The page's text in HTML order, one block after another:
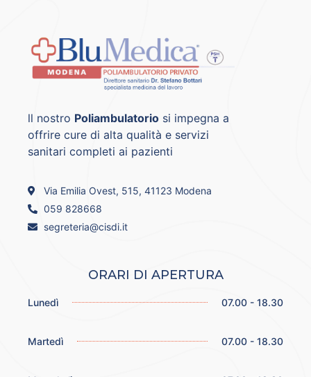
ll nostro Poliambulatorio si impegna a
offrire cure di alta qualità e servizi
sanitari completi ai pazienti
Via Emilia Ovest, 515, 41123 Modena
059 828668
segreteria@cisdi.it
ORARI DI APERTURA
Lunedì 07.00 - 18.30
Martedì 07.00 - 18.30